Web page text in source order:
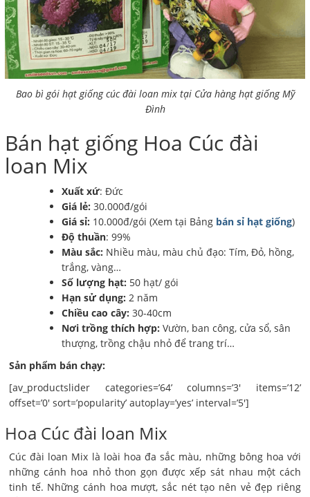
Bao bì gói hạt giống cúc đài loan mix tại Cửa hàng hạt giống Mỹ
Đình
Bán hạt giống Hoa Cúc đài
loan Mix
Xuất xứ: Đức
Giá lẻ: 30.000đ/gói
Giá sỉ: 10.000đ/gói (Xem tại Bảng bán sỉ hạt giống)
Độ thuần: 99%
Màu sắc: Nhiều màu, màu chủ đạo: Tím, Đỏ, hồng,
trắng, vàng…
Số lượng hạt: 50 hạt/ gói
Hạn sử dụng: 2 năm
Chiều cao cây: 30-40cm
Nơi trồng thích hợp: Vườn, ban công, cửa sổ, sân
thượng, trồng chậu nhỏ để trang trí…
Sản phẩm bán chạy:
[av_productslider categories=’64’ columns=’3′ items=’12’
offset=’0′ sort=’popularity’ autoplay=’yes’ interval=’5′]
Hoa Cúc đài loan Mix
Cúc đài loan Mix là loài hoa đa sắc màu, những bông hoa với
những cánh hoa nhỏ thon gọn được xếp sát nhau một cách
tinh tế. Những cánh hoa mượt, sắc nét tạo nên vẻ đẹp riêng